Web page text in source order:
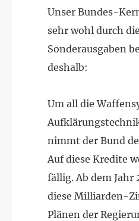
Unser Bundes-
sehr wohl durch
Sonderausgaben
deshalb:
Um all die
nimmt der Bund
Auf diese Kredite
fällig. Ab dem Jahr
diese Milliarden-
Plänen der